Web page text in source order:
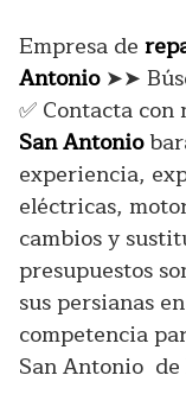
Empresa de
Antonio➤➤
✅ Contacta con
San Antonio
experiencia,
eléctricas,
cambios y
presupuestos
sus persianas
competencia
San Antonio de